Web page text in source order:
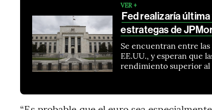
VER +
Fed realizaría
estrategas de
Se encuentran entre
EE.UU., y esperan que
rendimiento superior al